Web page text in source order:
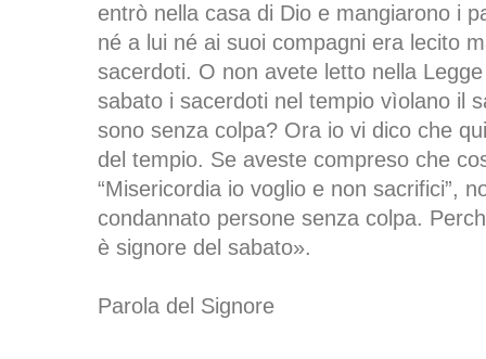
entrò nella casa di Dio e mangiarono i
né a lui né ai suoi compagni era lecito
sacerdoti. O non avete letto nella
sabato i sacerdoti nel tempio vìolano il
sono senza colpa? Ora io vi dico che
del tempio. Se aveste compreso che
“Misericordia io voglio e non sacrifici”,
condannato persone senza colpa.
è signore del sabato».
Parola del Signore